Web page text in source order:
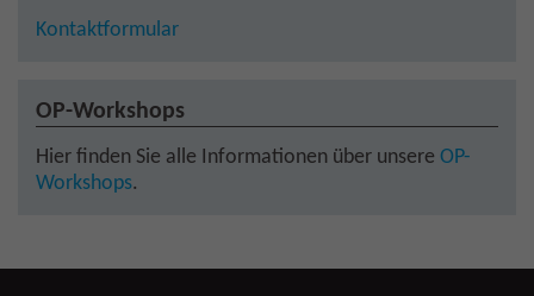
Kontaktformular
OP-Workshops
Hier finden Sie alle Informationen über unsere OP-
Workshops.